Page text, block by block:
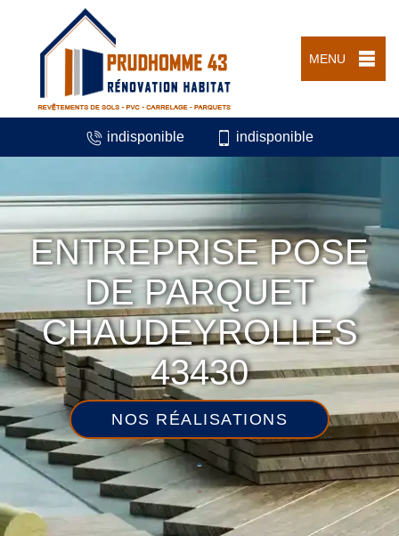
MENU
indisponible indisponible
ENTREPRISE POSE
DE PARQUET
CHAUDEYROLLES
43430
NOS RÉALISATIONS